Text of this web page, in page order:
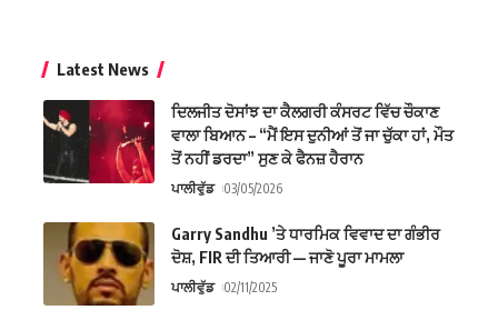
Latest News
ਦਿਲਜੀਤ ਦੋਸਾਂਝ ਦਾ ਕੈਲਗਰੀ ਕੰਸਰਟ ਵਿੱਚ ਚੌਕਾਣ
ਵਾਲਾ ਬਿਆਨ – “ਮੈਂ ਇਸ ਦੁਨੀਆਂ ਤੋਂ ਜਾ ਚੁੱਕਾ ਹਾਂ, ਮੌਤ
ਤੋਂ ਨਹੀਂ ਡਰਦਾ” ਸੁਣ ਕੇ ਫੈਨਜ਼ ਹੈਰਾਨ
ਪਾਲੀਵੁੱਡ 03/05/2026
Garry Sandhu ’ਤੇ ਧਾਰਮਿਕ ਵਿਵਾਦ ਦਾ ਗੰਭੀਰ
ਦੋਸ਼, FIR ਦੀ ਤਿਆਰੀ — ਜਾਣੋ ਪੂਰਾ ਮਾਮਲਾ
ਪਾਲੀਵੁੱਡ 02/11/2025